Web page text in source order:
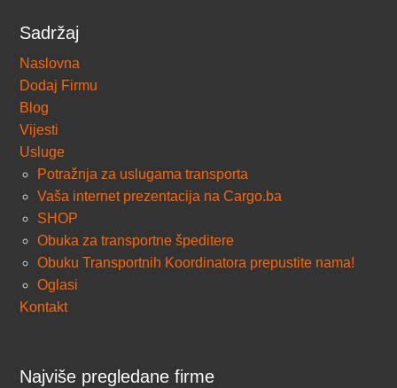
Sadržaj
Naslovna
Dodaj Firmu
Blog
Vijesti
Usluge
Potražnja za uslugama transporta
Vaša internet prezentacija na Cargo.ba
SHOP
Obuka za transportne špeditere
Obuku Transportnih Koordinatora prepustite nama!
Oglasi
Kontakt
Najviše pregledane firme